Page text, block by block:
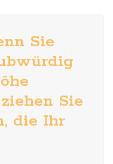
Sie
Sie
die Ihr